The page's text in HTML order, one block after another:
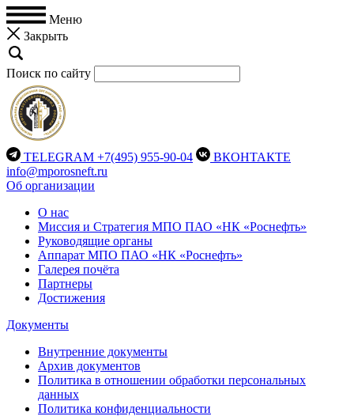
Меню
Закрыть
Поиск по сайту
TELEGRAM +7(495) 955-90-04
ВКОНТАКТЕ
info@mporosneft.ru
Об организации
О нас
Миссия и Стратегия МПО ПАО «НК «Роснефть»
Руководящие органы
Аппарат МПО ПАО «НК «Роснефть»
Галерея почёта
Партнеры
Достижения
Документы
Внутренние документы
Архив документов
Политика в отношении обработки персональных
данных
Политика конфиденциальности